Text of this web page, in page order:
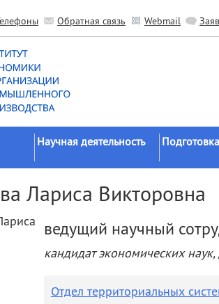
Обратная связь Webmail
Научная деятельность
исследований
Прикладные разработки
Гранты
Экспедиции
советы
Лариса Викторовна
ведущий научный
кандидат экономических наук,
Отдел территориальных